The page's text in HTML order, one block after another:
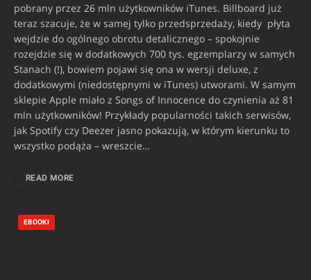
pobrany przez 26 mln użytkowników iTunes. Billboard już
teraz szacuje, że w samej tylko przedsprzedaży, kiedy płyta
wejdzie do ogólnego obrotu detalicznego – spokojnie
rozejdzie się w dodatkowych 700 tys. egzemplarzy w samych
Stanach (!), bowiem pojawi się ona w wersji deluxe, z
dodatkowymi (niedostępnymi w iTunes) utworami. W samym
sklepie Apple miało z Songs of Innocence do czynienia aż 81
mln użytkowników! Przykłady popularności takich serwisów,
jak Spotify czy Deezer jasno pokazują, w którym kierunku to
wszystko podąża – wreszcie…
READ MORE
EBOOKI